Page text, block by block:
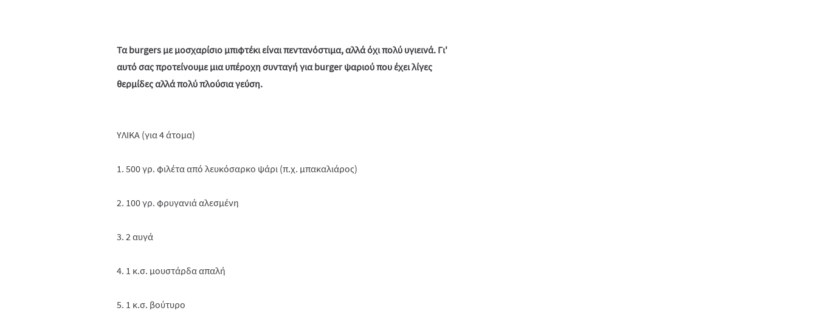
Τα burgers με μοσχαρίσιο μπιφτέκι είναι πεντανόστιμα, αλλά όχι πολύ υγιεινά. Γι'
αυτό σας προτείνουμε μια υπέροχη συνταγή για burger ψαριού που έχει λίγες
θερμίδες αλλά πολύ πλούσια γεύση.
ΥΛΙΚΑ (για 4 άτομα)
1. 500 γρ. φιλέτα από λευκόσαρκο ψάρι (π.χ. μπακαλιάρος)
2. 100 γρ. φρυγανιά αλεσμένη
3. 2 αυγά
4. 1 κ.σ. μουστάρδα απαλή
5. 1 κ.σ. βούτυρο